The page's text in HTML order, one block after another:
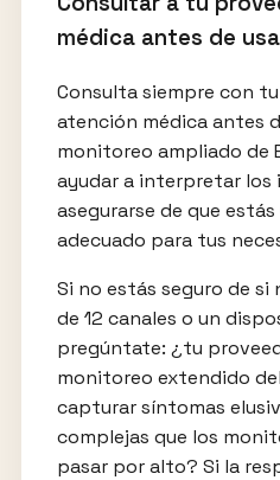
médica antes de
Consulta siempre con
atención médica antes
monitoreo ampliado de
ayudar a interpretar los
asegurarse de que
adecuado para tus
Si no estás seguro de si
de 12 canales o un
pregúntate: ¿tu
monitoreo extendido
capturar síntomas
complejas que los
pasar por alto? Si la